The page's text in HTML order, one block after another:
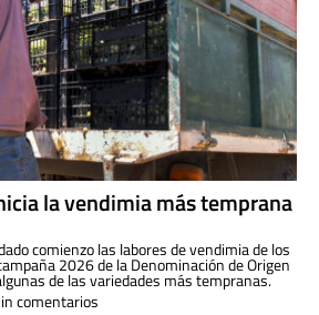
la vendimia más temprana
comienzo las labores de vendimia de los
2026 de la Denominación de Origen
de las variedades más tempranas.
comentarios